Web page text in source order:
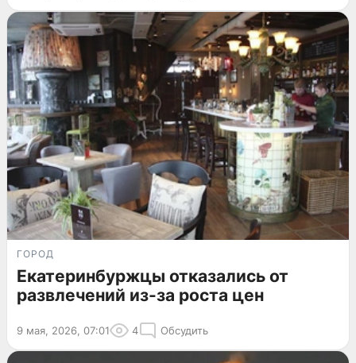
ГОРОД
Екатеринбуржцы отказались от
развлечений из-за роста цен
9 мая, 2026, 07:01 4 Обсудить